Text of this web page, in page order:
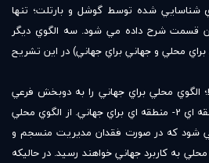
شناسايي شده توسط گوشل و بارتلت؛ تنها
قسمت شرح داده مي شود. سه الگوي ديگر
محلي و جهاني براي جهاني) در اين تشريح
الگوي محلي براي جهاني را به دوبخش فرعي
تقسيم نمود: 1- محلي براي منطقه اي 2- منطقه اي براي جهاني. از الگوي محلي
شود که در صورت فقدان مديريت منسجم و
محلي به کاربرد جهاني خواهند رسيد. در حاليکه